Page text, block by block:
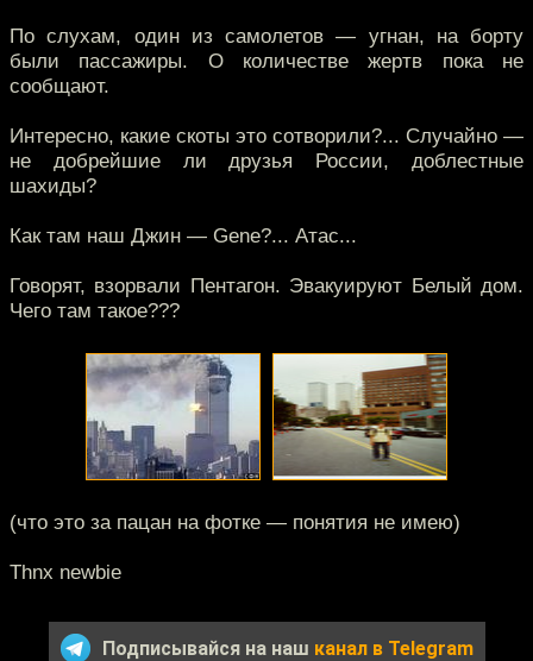
По слухам, один из самолетов — угнан, на борту
были пассажиры. О количестве жертв пока не
сообщают.
Интересно, какие скоты это сотворили?... Случайно —
не добрейшие ли друзья России, доблестные
шахиды?
Как там наш Джин — Gene?... Атас...
Говорят, взорвали Пентагон. Эвакуируют Белый дом.
Чего там такое???
(что это за пацан на фотке — понятия не имею)
Thnx newbie
Подписывайся на наш канал в Telegram